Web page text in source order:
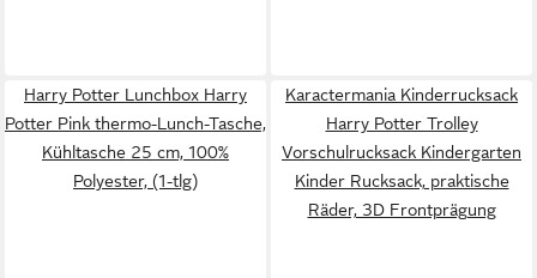
Harry Potter Lunchbox Harry
Potter Pink thermo-Lunch-Tasche,
Kühltasche 25 cm, 100%
Polyester, (1-tlg)
Karactermania Kinderrucksack
Harry Potter Trolley
Vorschulrucksack Kindergarten
Kinder Rucksack, praktische
Räder, 3D Frontprägung